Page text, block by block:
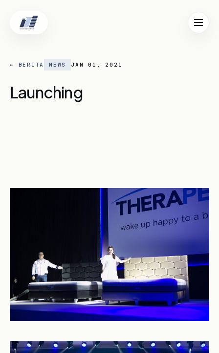
Tentang Kami
← BERITA NEWS JAN 01, 2021
Launching